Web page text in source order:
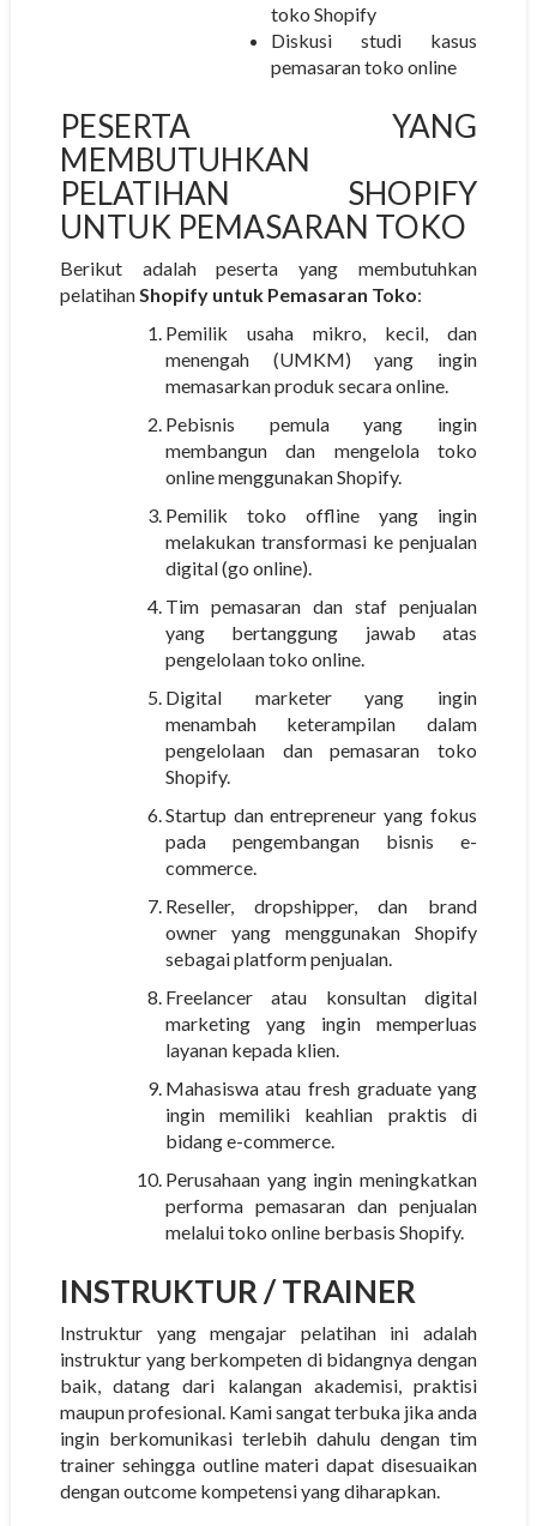
toko Shopify
Diskusi studi kasus
pemasaran toko online
PESERTA YANG
MEMBUTUHKAN
PELATIHAN SHOPIFY
UNTUK PEMASARAN TOKO
Berikut adalah peserta yang membutuhkan
pelatihanShopify untuk Pemasaran Toko:
Pemilik usaha mikro, kecil, dan
menengah (UMKM) yang ingin
memasarkan produk secara online.
Pebisnis pemula yang ingin
membangun dan mengelola toko
online menggunakan Shopify.
Pemilik toko offline yang ingin
melakukan transformasi ke penjualan
digital (go online).
Tim pemasaran dan staf penjualan
yang bertanggung jawab atas
pengelolaan toko online.
Digital marketer yang ingin
menambah keterampilan dalam
pengelolaan dan pemasaran toko
Shopify.
Startup dan entrepreneur yang fokus
pada pengembangan bisnis e-
commerce.
Reseller, dropshipper, dan brand
owner yang menggunakan Shopify
sebagai platform penjualan.
Freelancer atau konsultan digital
marketing yang ingin memperluas
layanan kepada klien.
Mahasiswa atau fresh graduate yang
ingin memiliki keahlian praktis di
bidang e-commerce.
Perusahaan yang ingin meningkatkan
performa pemasaran dan penjualan
melalui toko online berbasis Shopify.
INSTRUKTUR/ TRAINER
Instruktur yang mengajar pelatihan ini adalah
instruktur yang berkompeten di bidangnya dengan
baik, datang dari kalangan akademisi, praktisi
maupun profesional. Kami sangat terbuka jika anda
ingin berkomunikasi terlebih dahulu dengan tim
trainer sehingga outline materi dapat disesuaikan
dengan outcome kompetensi yang diharapkan.